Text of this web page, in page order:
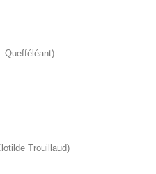
Quefféléant)
Trouillaud)